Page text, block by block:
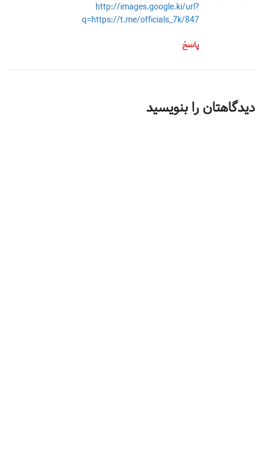
http://images.google.ki/url?
q=https://t.me/officials_7k/847
پاسخ
دیدگاهتان را بنویسید